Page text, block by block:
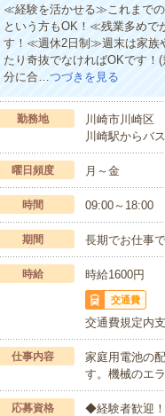
≪経験を活かせる≫これまで
という方もOK！≪残業多めで
す！≪週休2日制≫週末は家族
たり奇抜でなければOKです
分に合…つづきを見る
勤務地
川崎市川崎区
川崎駅からバ
曜日頻度 月～金
時間 09:00～18:00
期間 長期でお仕事
時給 時給1600円
交通費
交通費規定内
仕事内容
家庭用電池の
す。機械のエ
応募資格
◆経験者歓迎